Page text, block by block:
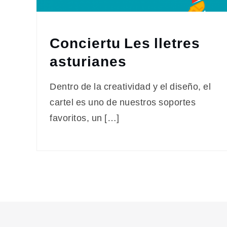
Conciertu Les lletres
asturianes
Dentro de la creatividad y el diseño, el
cartel es uno de nuestros soportes
favoritos, un […]